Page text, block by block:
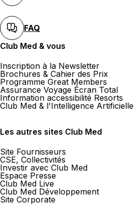
FAQ
Club Med & vous
Inscription à la Newsletter
Brochures & Cahier des Prix
Programme Great Members
Assurance Voyage Écran Total
Information accessibilité Resorts
Club Med & l'Intelligence Artificielle
Les autres sites Club Med
Site Fournisseurs
CSE, Collectivités
Investir avec Club Med
Espace Presse
Club Med Live
Club Med Développement
Site Corporate